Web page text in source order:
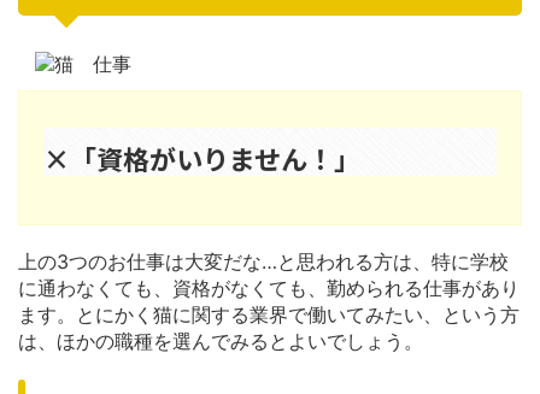
×「資格がいりません！」
上の3つのお仕事は大変だな…と思われる方は、特に学校
に通わなくても、資格がなくても、勤められる仕事があり
ます。とにかく猫に関する業界で働いてみたい、という方
は、ほかの職種を選んでみるとよいでしょう。